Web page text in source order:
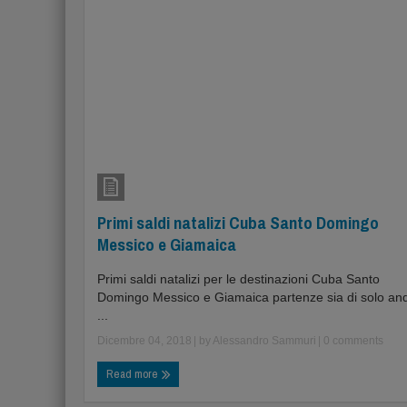
Primi saldi natalizi Cuba Santo Domingo
Messico e Giamaica
Primi saldi natalizi per le destinazioni Cuba Santo
Domingo Messico e Giamaica partenze sia di solo
Dicembre 04, 2018 | by Alessandro Sammuri 0 comments
Read more